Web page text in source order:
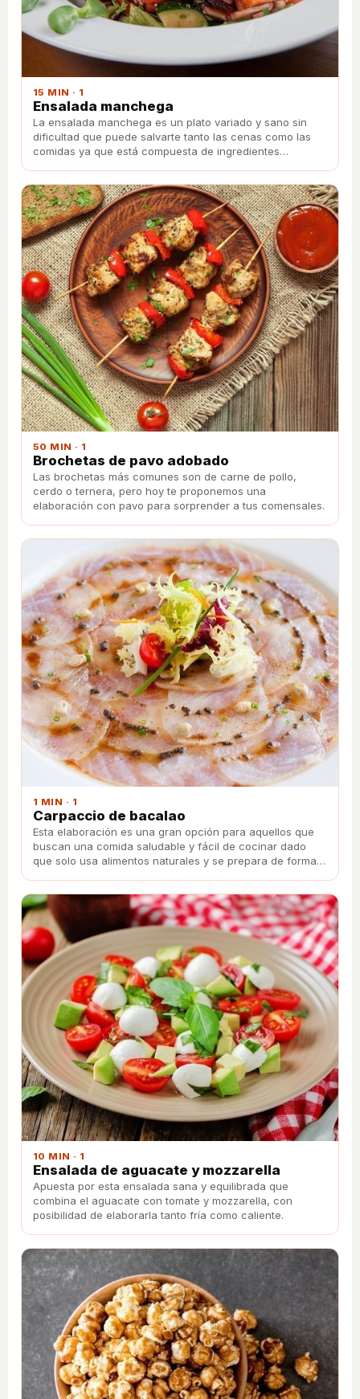
15 MIN · 1
Ensalada manchega
La ensalada manchega es un plato variado y sano sin
dificultad que puede salvarte tanto las cenas como las
comidas ya que está compuesta de ingredientes
50 MIN · 1
Brochetas de pavo adobado
Las brochetas más comunes son de carne de pollo,
cerdo o ternera, pero hoy te proponemos una
elaboración con pavo para sorprender a tus comensales.
1 MIN · 1
Carpaccio de bacalao
Esta elaboración es una gran opción para aquellos que
buscan una comida saludable y fácil de cocinar dado
que solo usa alimentos naturales y se prepara de forma
10 MIN · 1
Ensalada de aguacate y mozzarella
Apuesta por esta ensalada sana y equilibrada que
combina el aguacate con tomate y mozzarella, con
posibilidad de elaborarla tanto fría como caliente.